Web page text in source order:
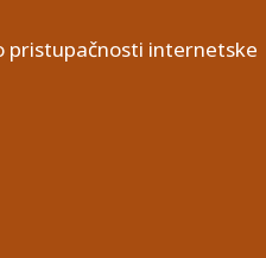
pristupačnosti internetske